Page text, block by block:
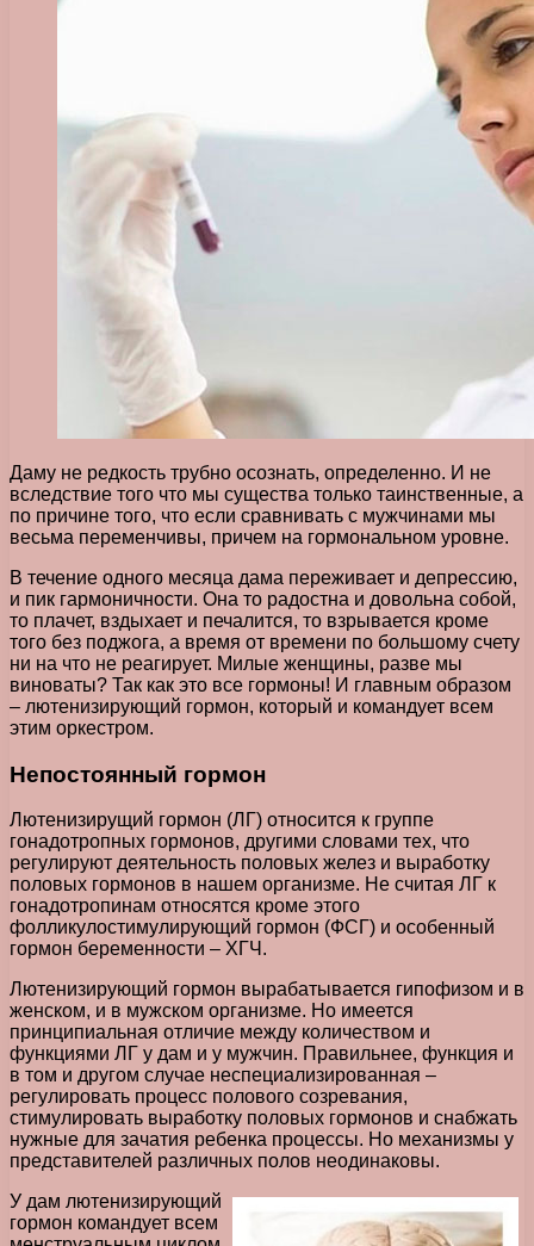
Даму не редкость трубно осознать, определенно. И не
вследствие того что мы существа только таинственные, а
по причине того, что если сравнивать с мужчинами мы
весьма переменчивы, причем на гормональном уровне.
В течение одного месяца дама переживает и депрессию,
и пик гармоничности. Она то радостна и довольна собой,
то плачет, вздыхает и печалится, то взрывается кроме
того без поджога, а время от времени по большому счету
ни на что не реагирует. Милые женщины, разве мы
виноваты? Так как это все гормоны! И главным образом
– лютенизирующий гормон, который и командует всем
этим оркестром.
Непостоянный гормон
Лютенизирущий гормон (ЛГ) относится к группе
гонадотропных гормонов, другими словами тех, что
регулируют деятельность половых желез и выработку
половых гормонов в нашем организме. Не считая ЛГ к
гонадотропинам относятся кроме этого
фолликулостимулирующий гормон (ФСГ) и особенный
гормон беременности – ХГЧ.
Лютенизирующий гормон вырабатывается гипофизом и в
женском, и в мужском организме. Но имеется
принципиальная отличие между количеством и
функциями ЛГ у дам и у мужчин. Правильнее, функция и
в том и другом случае неспециализированная –
регулировать процесс полового созревания,
стимулировать выработку половых гормонов и снабжать
нужные для зачатия ребенка процессы. Но механизмы у
представителей различных полов неодинаковы.
У дам лютенизирующий
гормон командует всем